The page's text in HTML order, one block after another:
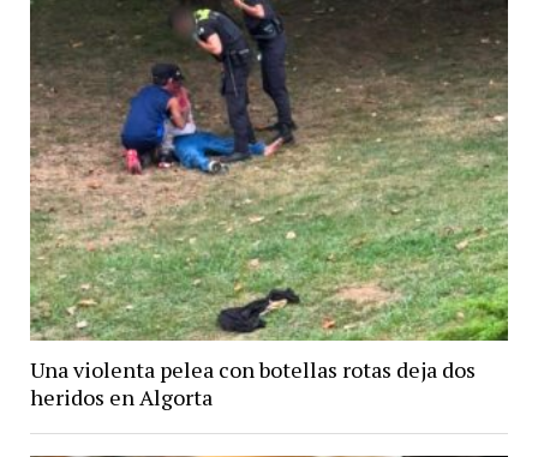
Una violenta pelea con botellas rotas deja dos
heridos en Algorta